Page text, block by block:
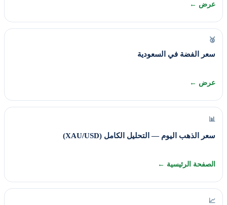
عرض ←
🥈
سعر الفضة في السعودية
عرض ←
📊
سعر الذهب اليوم — التحليل الكامل (XAU/USD)
الصفحة الرئيسية ←
📈